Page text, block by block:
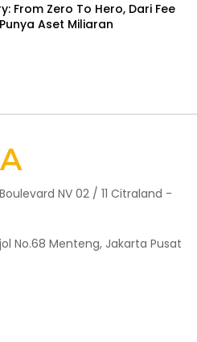
From Zero To Hero, Dari Fee
Aset Miliaran
NV 02 / 11 Citraland -
No.68 Menteng, Jakarta Pusat